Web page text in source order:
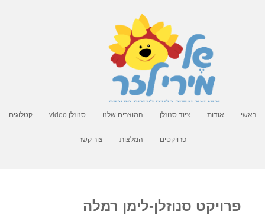
ראשי אודות ציוד סנוזלן המוצרים שלנו סנוזלן video קטלוגים
פרויקטים המלצות צור קשר
פרויקט סנוזלן-לימן רמלה